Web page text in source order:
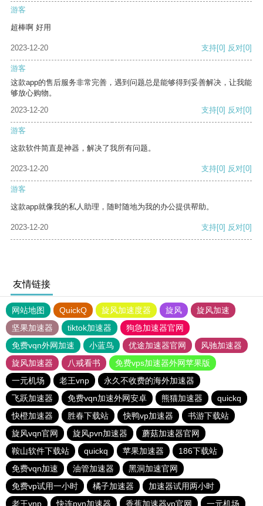
游客
超棒啊 好用
2023-12-20 支持[0] 反对[0]
游客
这款app的售后服务非常完善，遇到问题总是能够得到妥善解决，让我能
够放心购物。
2023-12-20
支持[0] 反对[0]
游客
这款软件简直是神器，解决了我所有问题。
2023-12-20 支持[0] 反对[0]
游客
这款app就像我的私人助理，随时随地为我的办公提供帮助。
2023-12-20 支持[0] 反对[0]
友情链接
网站地图 QuickQ 旋风加速度器 旋风
旋风加速
坚果加速器
tiktok加速器
狗急加速器官网
免费vqn外网加速
小蓝鸟 优途加速器官网
风驰加速器
旋风加速器
八戒看书
免费vps加速器外网苹果版
一元机场
老王vnp
永久不收费的海外加速器
飞跃加速器
免费vqn加速外网安卓 熊猫加速器
quickq
快橙加速器
胜春下载站 快鸭vp加速器
书游下载站
旋风vqn官网
旋风pvn加速器
蘑菇加速器官网
鞍山软件下载站
quickq 苹果加速器
186下载站
免费vqn加速
油管加速器
黑洞加速官网
免费vp试用一小时
橘子加速器
加速器试用两小时
老王vnp
快连pvn加速器 香蕉加速器vp官网 一元机场